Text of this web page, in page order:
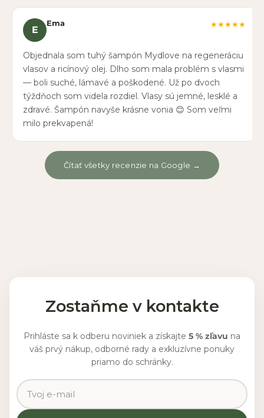
E
Ema ★★★★★
Objednala som tuhý šampón Mydlove na regeneráciu
vlasov a ricínový olej. Dlho som mala problém s vlasmi
— boli suché, lámavé a poškodené. Už po dvoch
týždňoch som videla rozdiel. Vlasy sú jemné, lesklé a
zdravé. Šampón navyše krásne vonia 😊 Som veľmi
milo prekvapená!
Čítať všetky recenzie na Google →
Zostaňme v kontakte
Prihláste sa k odberu noviniek a získajte 5 % zľavu na
váš prvý nákup, odborné rady a exkluzívne ponuky
priamo do schránky.